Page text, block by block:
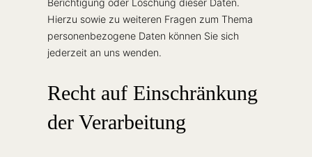
Berichtigung oder Löschung dieser Daten.
Hierzu sowie zu weiteren Fragen zum Thema
personenbezogene Daten können Sie sich
jederzeit an uns wenden.
Recht auf Einschränkung
der Verarbeitung